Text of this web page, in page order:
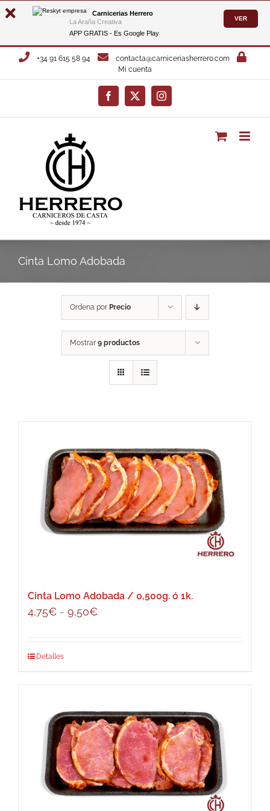
Carnicerias Herrero
La Araña Creativa
APP GRATIS - Es Google Play
VER
Saltar
+34 91 615 58 94
contacta@carniceriasherrero.com
Mi cuenta
Facebook
X Instagram
Cinta Lomo Adobada
Ordena por Precio
Mostrar 9 productos
Cinta Lomo Adobada / 0,500g. ó 1k.
4,75€ - 9,50€Rango
9,50€
Este
múltiples
variantes.
opciones
pueden
Detalles